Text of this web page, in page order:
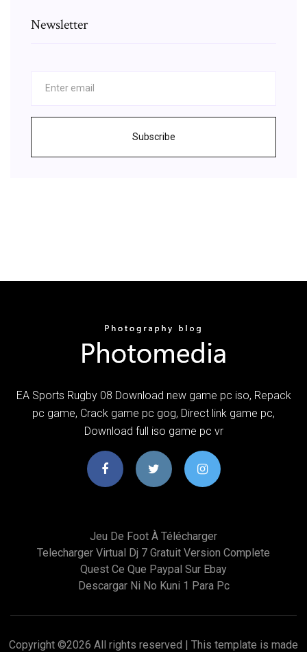
Newsletter
Subscribe
EA Sports Rugby 08 Download new game pc iso, Repack
pc game, Crack game pc gog, Direct link game pc,
Download full iso game pc vr
Jeu De Foot À Télécharger
Telecharger Virtual Dj 7 Gratuit Version Complete
Quest Ce Que Paypal Sur Ebay
Descargar Ni No Kuni 1 Para Pc
Copyright ©2026 All rights reserved | This template is made